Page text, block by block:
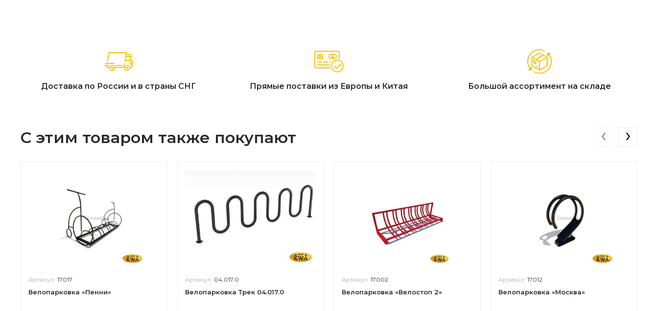
Доставка по России и в страны СНГ Прямые поставки из Европы и Китая Большой ассортимент на складе
С этим товаром также покупают
Артикул: 17017
Велопарковка «Пенни»
Артикул: 04.017.0
Велопарковка Трек 04.017.0
Артикул: 17002
Велопарковка «Велостоп 2»
Артикул: 17012
Велопарковка «Москва»
‹ ›